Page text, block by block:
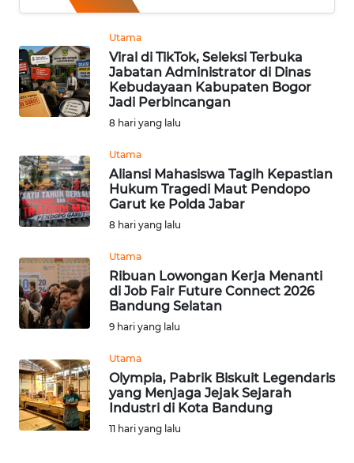
Utama
Viral di TikTok, Seleksi Terbuka
Jabatan Administrator di Dinas
Kebudayaan Kabupaten Bogor
Jadi Perbincangan
8 hari yang lalu
Utama
Aliansi Mahasiswa Tagih Kepastian
Hukum Tragedi Maut Pendopo
Garut ke Polda Jabar
8 hari yang lalu
Utama
Ribuan Lowongan Kerja Menanti
di Job Fair Future Connect 2026
Bandung Selatan
9 hari yang lalu
Utama
Olympia, Pabrik Biskuit Legendaris
yang Menjaga Jejak Sejarah
Industri di Kota Bandung
11 hari yang lalu
Informasi
INDEKS
BERITA
KONTAK
INFO
IKLAN
TENTANG
PEDOMAN
MEDIA
SIBER
REDAKSI
KARIR